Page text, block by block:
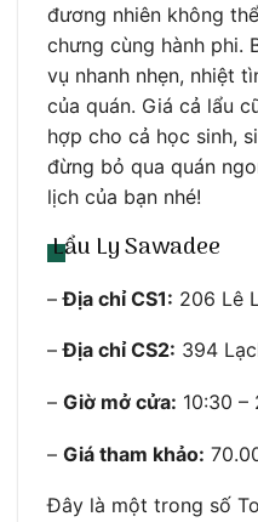
đương nhiên không
chưng cùng hành phi.
vụ nhanh nhẹn, nhiệt
của quán. Giá cả lẩu
hợp cho cả học sinh,
đừng bỏ qua quán
lịch của bạn nhé!
Lẩu Ly Sawadee
–Địa chỉ CS1: 206 Lê
–Địa chỉ CS2: 394
– Giờ mở cửa: 10:30 –
– Giá tham khảo:
Đây là một trong số